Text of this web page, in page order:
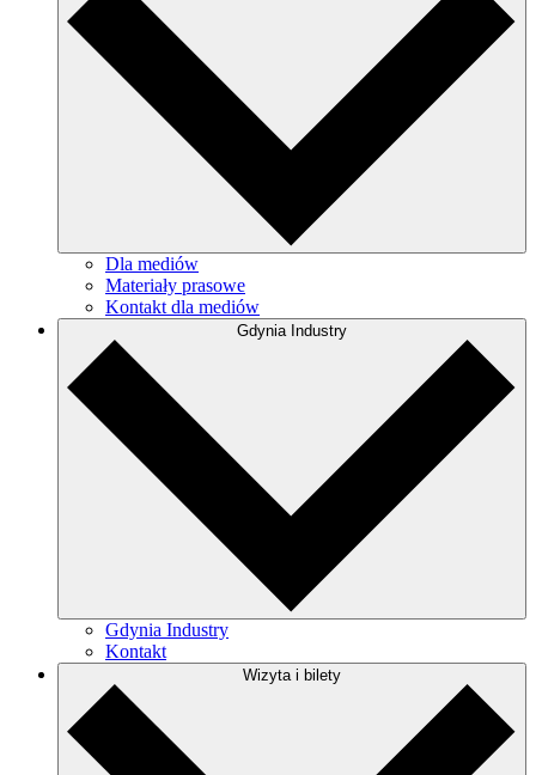
Dla mediów
Materiały prasowe
Kontakt dla mediów
Gdynia Industry
Gdynia Industry
Kontakt
Wizyta i bilety